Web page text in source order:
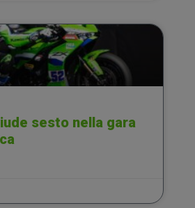
sesto nella gara